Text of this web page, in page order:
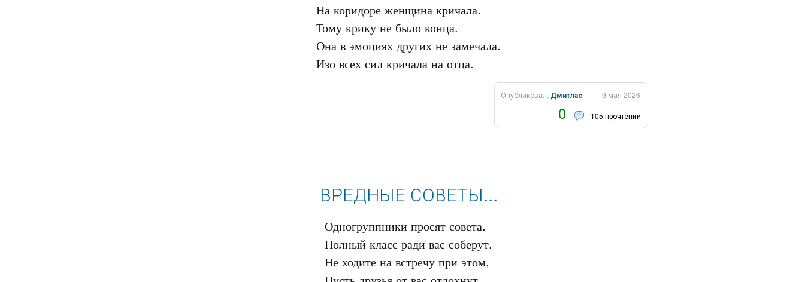
На коридоре женщина кричала.
Тому крику не было конца.
Она в эмоциях других не замечала.
Опубликовал: Дмитлас 9 мая 2026
0 | 105 прочтений
ВРЕДНЫЕ СОВЕТЫ...
Одногруппники просят совета.
Полный класс ради вас соберут.
Не ходите на встречу при этом,